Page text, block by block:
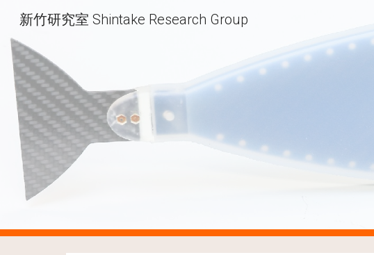
Skip to main
新竹研究室 Shintake Research Group